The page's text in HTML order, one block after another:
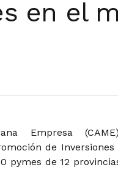
en el
Empresa
de
pymes de 12